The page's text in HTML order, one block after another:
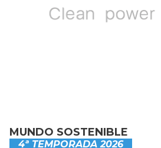
MUNDO SOSTENIBLE
4ª TEMPORADA 2026